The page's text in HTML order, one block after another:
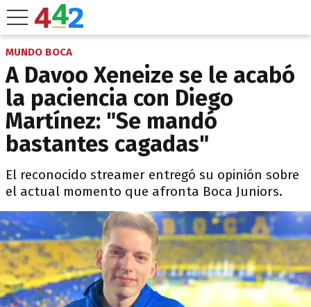
MUNDO BOCA
A Davoo Xeneize se le acabó
la paciencia con Diego
Martínez: "Se mandó
bastantes cagadas"
El reconocido streamer entregó su opinión sobre
el actual momento que afronta Boca Juniors.